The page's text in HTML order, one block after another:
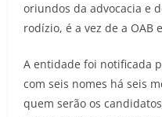
oriundos da advocacia e
rodízio, é a vez de a OAB
A entidade foi notificada
com seis nomes há seis
quem serão os